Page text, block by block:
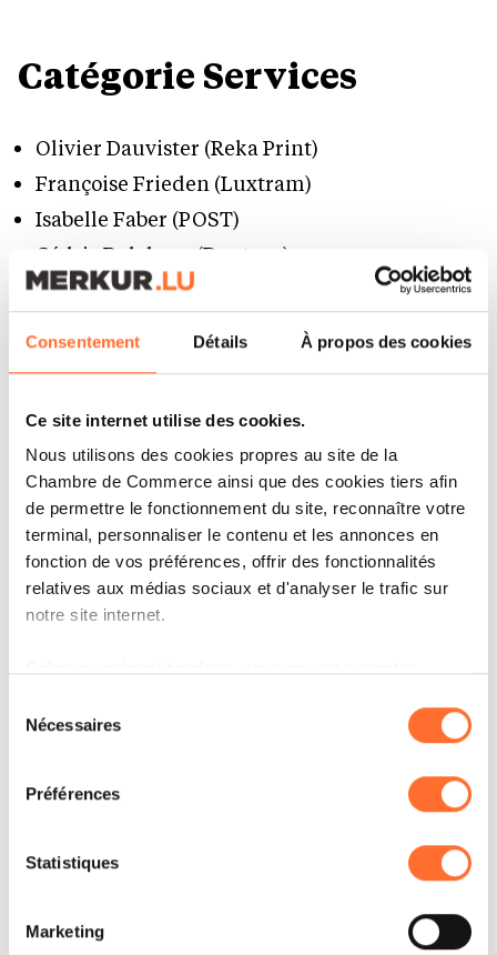
Consentement Détails À propos des cookies
Ce site internet utilise des cookies.
Nous utilisons des cookies propres au site de la
Chambre de Commerce ainsi que des cookies tiers afin
de permettre le fonctionnement du site, reconnaître votre
terminal, personnaliser le contenu et les annonces en
fonction de vos préférences, offrir des fonctionnalités
relatives aux médias sociaux et d'analyser le trafic sur
notre site internet.
à l’exception des cookies strictement nécessaires au
fonctionnement du site. Une description des différents
cookies est accessible sous l’onglet « Détails » ci-
dessus.
Il est précisé que la navigation sur le site et certaines
fonctionnalités (ex : lecture de vidéos, partage sur les
vidéo, personnalisation de l’affichage du site) peuvent
Nécessaires
Préférences
Statistiques
Marketing
Catégorie Services
Olivier Dauvister (Reka Print)
Françoise Frieden (Luxtram)
Isabelle Faber (POST)
Cédric Delahaye (Dentons)
Luc Miller (emile weber)
Elodie Besson (IQ-EQ)
Jonathan Mazza (Tango)
Julie Wattiaux (IKO Real Estate)
Pascal Moisy (ArcelorMittal)
Catégorie Secteur
financier
Fanny Schlesser (Banque Raiffeisen)
Sophie Haas (Foyer)